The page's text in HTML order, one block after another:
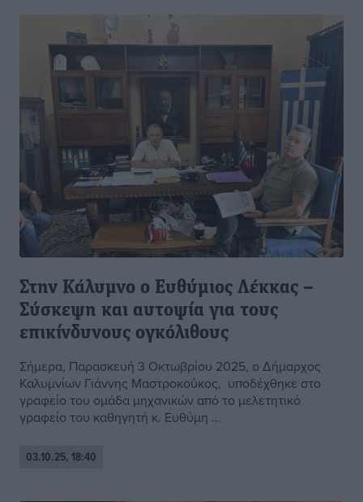
Στην Κάλυμνο ο Ευθύμιος Λέκκας –
Σύσκεψη και αυτοψία για τους
επικίνδυνους ογκόλιθους
Σήμερα, Παρασκευή 3 Οκτωβρίου 2025, ο Δήμαρχος
Καλυμνίων Γιάννης Μαστροκούκος, υποδέχθηκε στο
γραφείο του ομάδα μηχανικών από το μελετητικό
γραφείο του καθηγητή κ. Ευθύμη ...
03.10.25, 18:40